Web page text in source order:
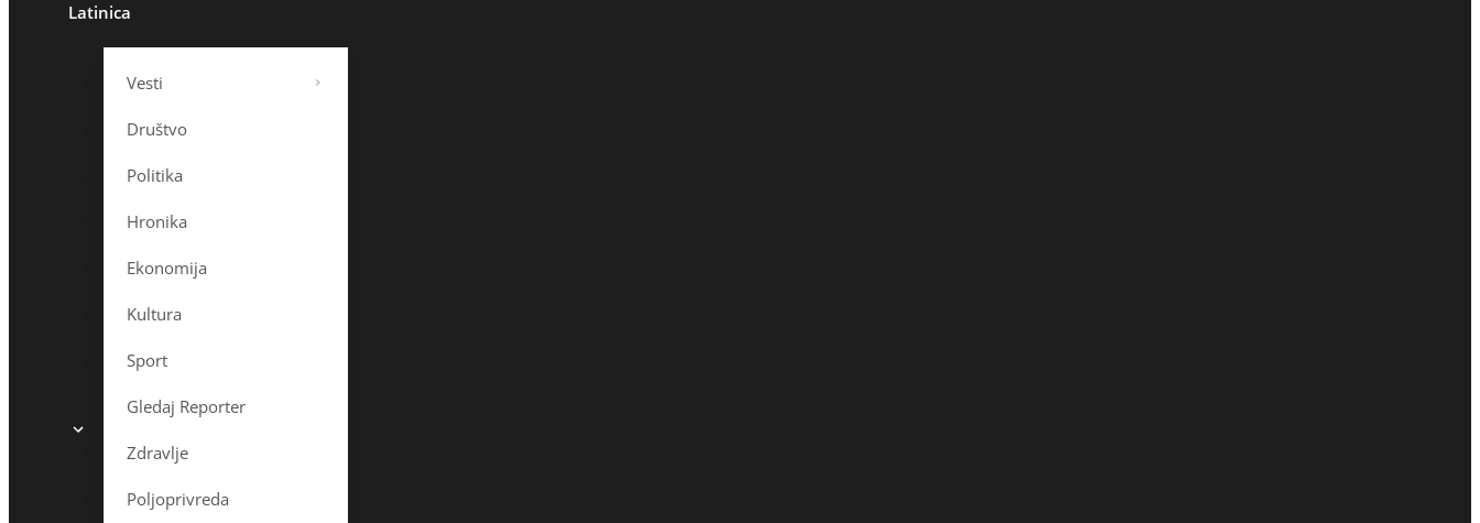
Latinica
Vesti
Društvo
Politika
Hronika
Ekonomija
Kultura
Sport
Gledaj Reporter
Zdravlje
Poljoprivreda